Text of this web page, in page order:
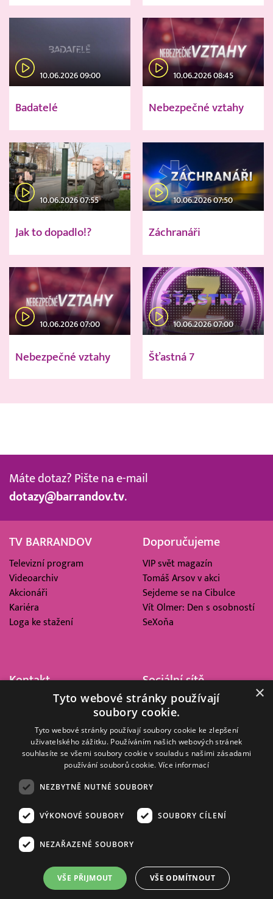
10.06.2026 09:00
Badatelé
10.06.2026 08:45
Nebezpečné vztahy
10.06.2026 07:55
Jak to dopadlo!?
10.06.2026 07:50
Záchranáři
10.06.2026 07:00
Nebezpečné vztahy
10.06.2026 07:00
Šťastná 7
Máte dotaz? Pište na e-mail
dotazy@barrandov.tv.
TV BARRANDOV
Televizní program
Videoarchiv
Akcionáři
Kariéra
Loga ke stažení
Doporučujeme
VIP svět magazín
Tomáš Arsov v akci
Sejdeme se na Cibulce
Vít Olmer: Den s osobností
SeXoňa
Kontakt
Barrandov Televizní Studio,
Kříženeckého nám. 322
152 00 Praha 5
IČ 416 93 311
Sociální sítě
© 2008–2026 EMPRESA MEDIA, a.s. Všechna práva vyhrazena.
Zásady ochrany osobních a dalších zpracovávaných údajů
Informace o měření sledovanosti videa ve video archivu
Nielsen Digital Measurement
. Využíváme grafické podklady z
×
Tyto webové stránky používají
soubory cookie.
Tyto webové stránky používají soubory cookie ke zlepšení
uživatelského zážitku. Používáním našich webových stránek
souhlasíte se všemi soubory cookie v souladu s našimi zásadami
používání souborů cookie. Více informací
NEZBYTNĚ NUTNÉ SOUBORY
VÝKONOVÉ SOUBORY SOUBORY CÍLENÍ
NEZAŘAZENÉ SOUBORY
VŠE PŘIJMOUT VŠE ODMÍTNOUT